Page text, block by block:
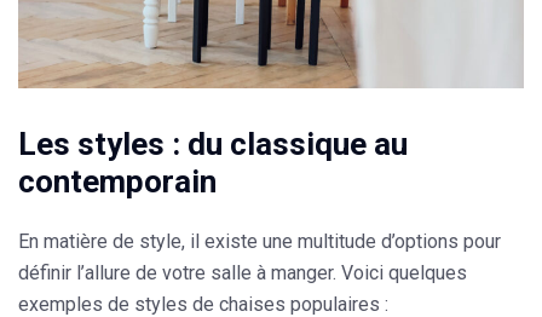
Les styles : du classique au
contemporain
En matière de style, il existe une multitude d’options pour
définir l’allure de votre salle à manger. Voici quelques
exemples de styles de chaises populaires :